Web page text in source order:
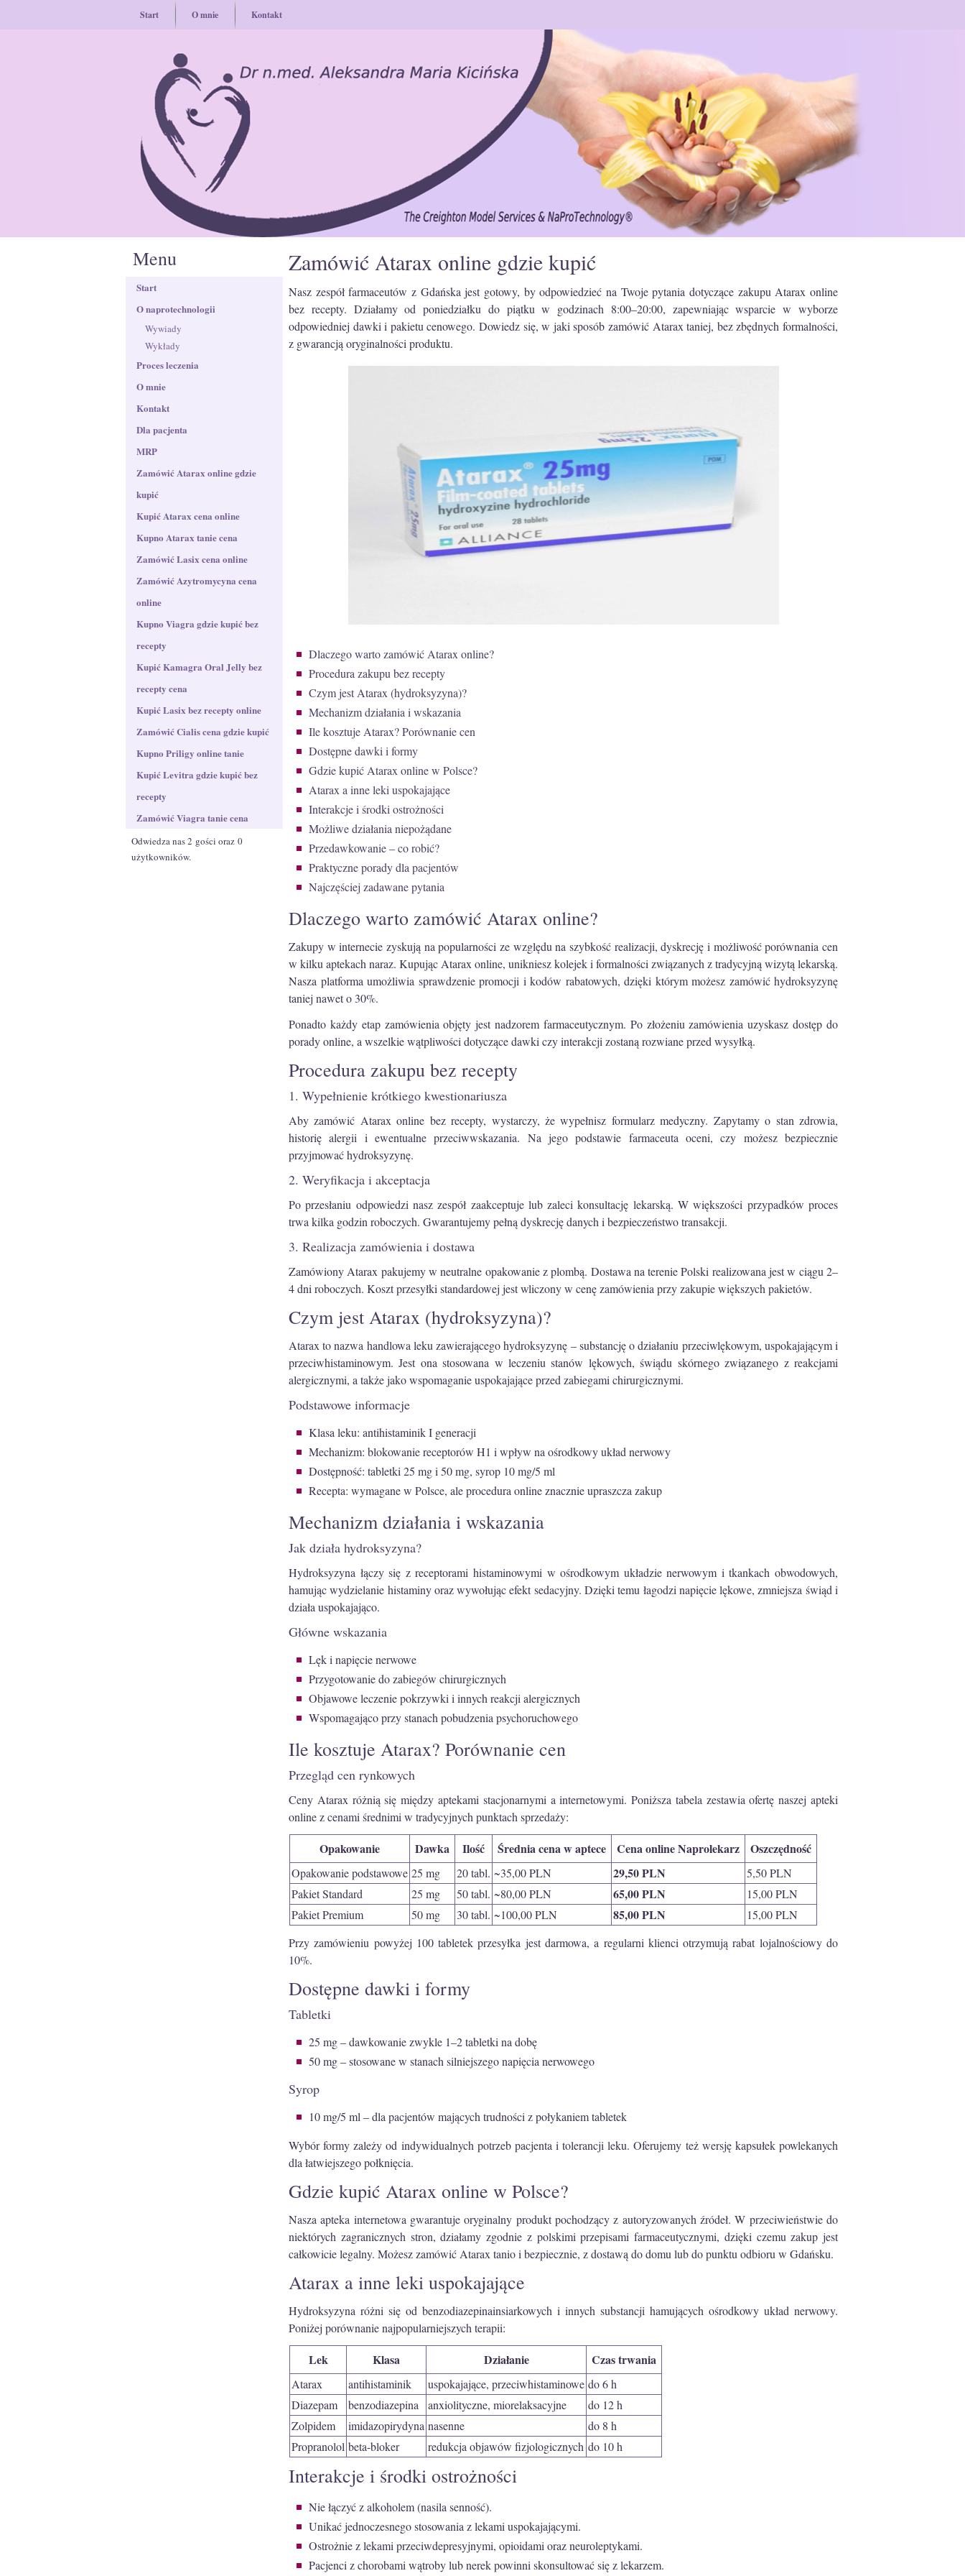
Start O mnie Kontakt
Menu
Start
O naprotechnologii
Wywiady
Wykłady
Proces leczenia
O mnie
Kontakt
Dla pacjenta
MRP
Zamówić Atarax online gdzie
kupić
Kupić Atarax cena online
Kupno Atarax tanie cena
Zamówić Lasix cena online
Zamówić Azytromycyna​ cena
online
Kupno Viagra gdzie kupić bez
recepty
Kupić Kamagra Oral Jelly bez
recepty cena
Kupić Lasix bez recepty online
Zamówić Cialis cena gdzie kupić
Kupno Priligy online tanie
Kupić Levitra gdzie kupić bez
recepty
Zamówić Viagra tanie cena
Odwiedza nas 2 gości oraz 0
użytkowników.
Zamówić Atarax online gdzie kupić
Nasz zespół farmaceutów z Gdańska jest gotowy, by odpowiedzieć na Twoje pytania dotyczące zakupu Atarax online
bez recepty. Działamy od poniedziałku do piątku w godzinach 8:00–20:00, zapewniając wsparcie w wyborze
odpowiedniej dawki i pakietu cenowego. Dowiedz się, w jaki sposób zamówić Atarax taniej, bez zbędnych formalności,
z gwarancją oryginalności produktu.
Dlaczego warto zamówić Atarax online?
Procedura zakupu bez recepty
Czym jest Atarax (hydroksyzyna)?
Mechanizm działania i wskazania
Ile kosztuje Atarax? Porównanie cen
Dostępne dawki i formy
Gdzie kupić Atarax online w Polsce?
Atarax a inne leki uspokajające
Interakcje i środki ostrożności
Możliwe działania niepożądane
Przedawkowanie – co robić?
Praktyczne porady dla pacjentów
Najczęściej zadawane pytania
Dlaczego warto zamówić Atarax online?
Zakupy w internecie zyskują na popularności ze względu na szybkość realizacji, dyskrecję i możliwość porównania cen
w kilku aptekach naraz. Kupując Atarax online, unikniesz kolejek i formalności związanych z tradycyjną wizytą lekarską.
Nasza platforma umożliwia sprawdzenie promocji i kodów rabatowych, dzięki którym możesz zamówić hydroksyzynę
taniej nawet o 30%.
Ponadto każdy etap zamówienia objęty jest nadzorem farmaceutycznym. Po złożeniu zamówienia uzyskasz dostęp do
porady online, a wszelkie wątpliwości dotyczące dawki czy interakcji zostaną rozwiane przed wysyłką.
Procedura zakupu bez recepty
1. Wypełnienie krótkiego kwestionariusza
Aby zamówić Atarax online bez recepty, wystarczy, że wypełnisz formularz medyczny. Zapytamy o stan zdrowia,
historię alergii i ewentualne przeciwwskazania. Na jego podstawie farmaceuta oceni, czy możesz bezpiecznie
przyjmować hydroksyzynę.
2. Weryfikacja i akceptacja
Po przesłaniu odpowiedzi nasz zespół zaakceptuje lub zaleci konsultację lekarską. W większości przypadków proces
trwa kilka godzin roboczych. Gwarantujemy pełną dyskrecję danych i bezpieczeństwo transakcji.
3. Realizacja zamówienia i dostawa
Zamówiony Atarax pakujemy w neutralne opakowanie z plombą. Dostawa na terenie Polski realizowana jest w ciągu 2–
4 dni roboczych. Koszt przesyłki standardowej jest wliczony w cenę zamówienia przy zakupie większych pakietów.
Czym jest Atarax (hydroksyzyna)?
Atarax to nazwa handlowa leku zawierającego hydroksyzynę – substancję o działaniu przeciwlękowym, uspokajającym i
przeciwhistaminowym. Jest ona stosowana w leczeniu stanów lękowych, świądu skórnego związanego z reakcjami
alergicznymi, a także jako wspomaganie uspokajające przed zabiegami chirurgicznymi.
Podstawowe informacje
Klasa leku: antihistaminik I generacji
Mechanizm: blokowanie receptorów H1 i wpływ na ośrodkowy układ nerwowy
Dostępność: tabletki 25 mg i 50 mg, syrop 10 mg/5 ml
Recepta: wymagane w Polsce, ale procedura online znacznie upraszcza zakup
Mechanizm działania i wskazania
Jak działa hydroksyzyna?
Hydroksyzyna łączy się z receptorami histaminowymi w ośrodkowym układzie nerwowym i tkankach obwodowych,
hamując wydzielanie histaminy oraz wywołując efekt sedacyjny. Dzięki temu łagodzi napięcie lękowe, zmniejsza świąd i
działa uspokajająco.
Główne wskazania
Lęk i napięcie nerwowe
Przygotowanie do zabiegów chirurgicznych
Objawowe leczenie pokrzywki i innych reakcji alergicznych
Wspomagająco przy stanach pobudzenia psychoruchowego
Ile kosztuje Atarax? Porównanie cen
Przegląd cen rynkowych
Ceny Atarax różnią się między aptekami stacjonarnymi a internetowymi. Poniższa tabela zestawia ofertę naszej apteki
online z cenami średnimi w tradycyjnych punktach sprzedaży:
Opakowanie Dawka Ilość Średnia cena w aptece Cena online Naprolekarz Oszczędność
Opakowanie podstawowe 25 mg 20 tabl. ~35,00 PLN 29,50 PLN
5,50 PLN
Pakiet Standard
25 mg 50 tabl. ~80,00 PLN 65,00 PLN
15,00 PLN
Pakiet Premium
50 mg 30 tabl. ~100,00 PLN 85,00 PLN
15,00 PLN
Przy zamówieniu powyżej 100 tabletek przesyłka jest darmowa, a regularni klienci otrzymują rabat lojalnościowy do
10%.
Dostępne dawki i formy
Tabletki
25 mg – dawkowanie zwykle 1–2 tabletki na dobę
50 mg – stosowane w stanach silniejszego napięcia nerwowego
Syrop
10 mg/5 ml – dla pacjentów mających trudności z połykaniem tabletek
Wybór formy zależy od indywidualnych potrzeb pacjenta i tolerancji leku. Oferujemy też wersję kapsułek powlekanych
dla łatwiejszego połknięcia.
Gdzie kupić Atarax online w Polsce?
Nasza apteka internetowa gwarantuje oryginalny produkt pochodzący z autoryzowanych źródeł. W przeciwieństwie do
niektórych zagranicznych stron, działamy zgodnie z polskimi przepisami farmaceutycznymi, dzięki czemu zakup jest
całkowicie legalny. Możesz zamówić Atarax tanio i bezpiecznie, z dostawą do domu lub do punktu odbioru w Gdańsku.
Atarax a inne leki uspokajające
Hydroksyzyna różni się od benzodiazepinainsiarkowych i innych substancji hamujących ośrodkowy układ nerwowy.
Poniżej porównanie najpopularniejszych terapii:
Lek Klasa Działanie Czas trwania
Atarax antihistaminik uspokajające, przeciwhistaminowe do 6 h
Diazepam
benzodiazepina anxiolityczne, miorelaksacyjne
do 12 h
Zolpidem
imidazopirydyna nasenne
do 8 h
Propranolol beta-bloker redukcja objawów fizjologicznych do 10 h
Interakcje i środki ostrożności
Nie łączyć z alkoholem (nasila senność).
Unikać jednoczesnego stosowania z lekami uspokajającymi.
Ostrożnie z lekami przeciwdepresyjnymi, opioidami oraz neuroleptykami.
Pacjenci z chorobami wątroby lub nerek powinni skonsultować się z lekarzem.